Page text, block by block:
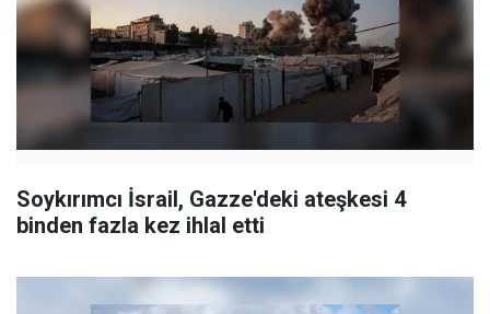
Soykırımcı İsrail, Gazze'deki ateşkesi 4
binden fazla kez ihlal etti